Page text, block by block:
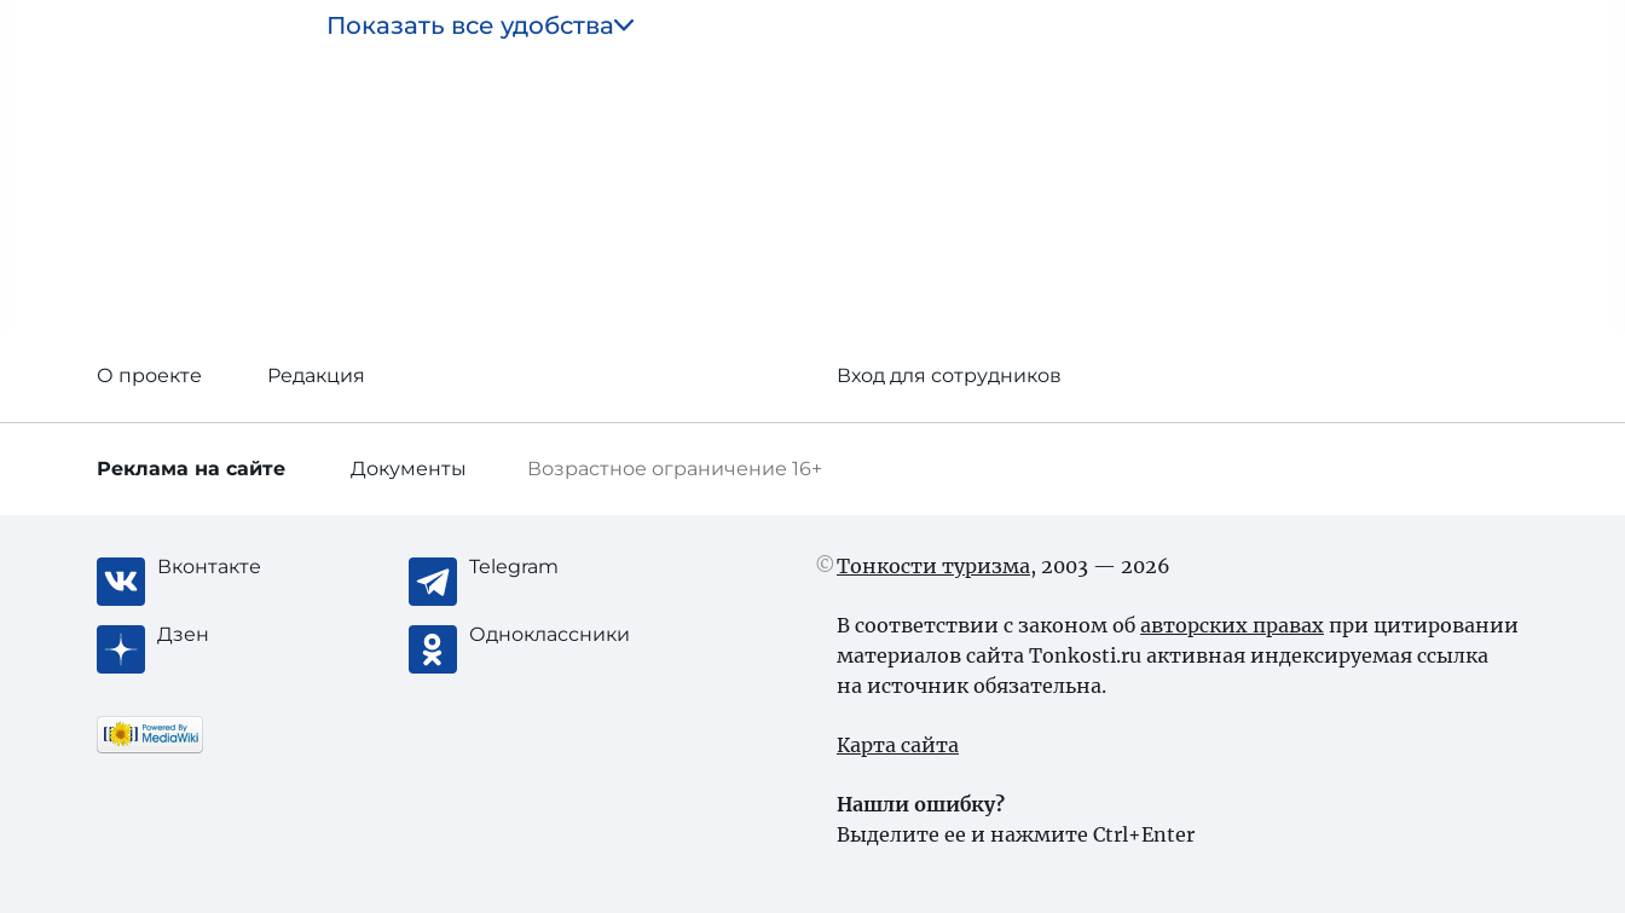
Показать все удобства
О проекте Редакция Вход для сотрудников
Возрастное ограничение 16+
Реклама на сайте Документы
Вконтакте Telegram
Дзен Одноклассники
Тонкости туризма, 2003 — 2026
В соответствии с законом об авторских правах при цитировании
материалов сайта Tonkosti.ru активная индексируемая ссылка
на источник обязательна.
Карта сайта
Нашли ошибку?
Выделите ее и нажмите Ctrl+Enter